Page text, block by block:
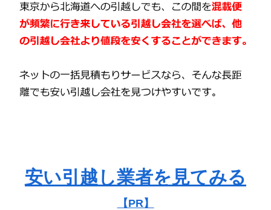
安い引越し業者を見てみる
【PR】